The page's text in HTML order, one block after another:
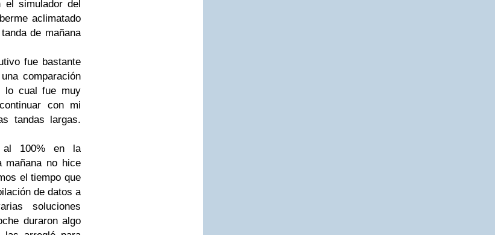
el simulador del
aclimatado
de mañana
fue bastante
comparación
lo cual fue muy
con mi
tandas largas.
al 100% en la
mañana no hice
el tiempo que
de datos a
soluciones
duraron algo